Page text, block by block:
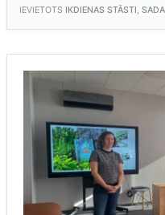
AKTIVITĀTES
LABIE
IEVIETOTS IKDIENAS STĀSTI,